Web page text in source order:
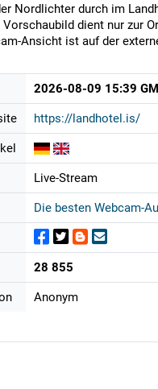
Nordlichter durch im
Vorschaubild dient nur zur
Ansicht ist auf der
2026-08-09 15:39
https://landhotel.is/
Live-Stream
Die besten Webcam-
28 855
Anonym